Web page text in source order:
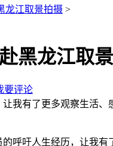
龙江取景拍摄 >
黑龙江取
要评论
我有了更多观察生活
的呼吁人生经历，让我有